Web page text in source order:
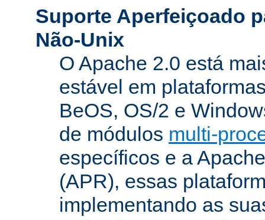
Suporte Aperfeiçoado
Não-Unix
O Apache 2.0 está
estável em
BeOS, OS/2 e
de módulos multi-
específicos e a
(APR), essas
implementando as